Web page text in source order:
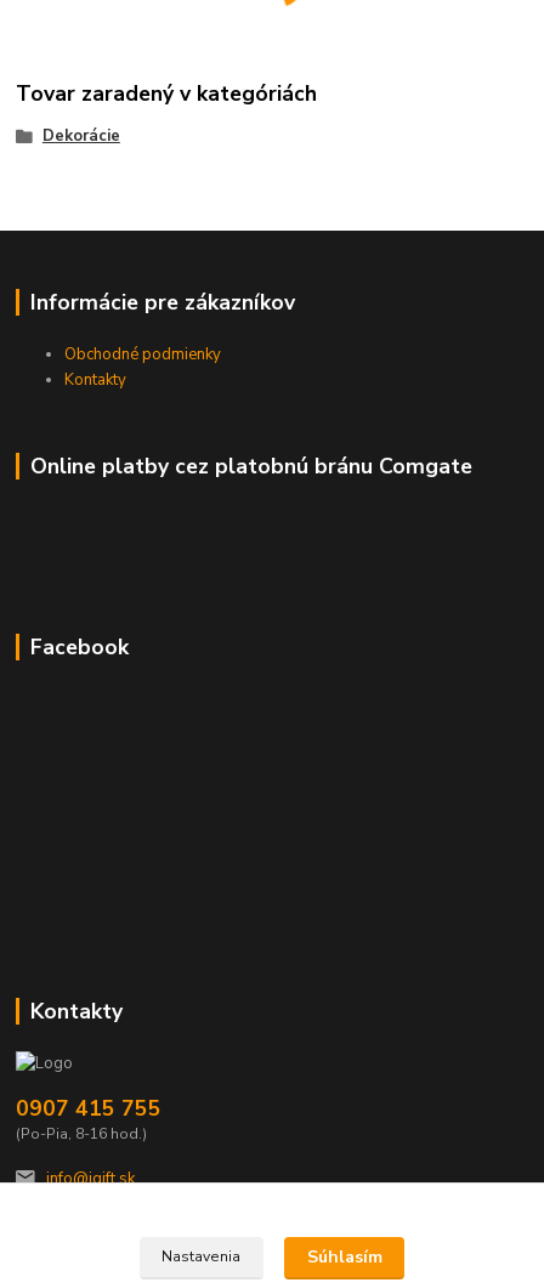
Tovar zaradený v kategóriách
Dekorácie
Informácie pre zákazníkov
Obchodné podmienky
Kontakty
Online platby cez platobnú bránu Comgate
Facebook
Kontakty
0907 415 755
(Po-Pia, 8-16 hod.)
info@igift.sk
Nastavenia Súhlasím